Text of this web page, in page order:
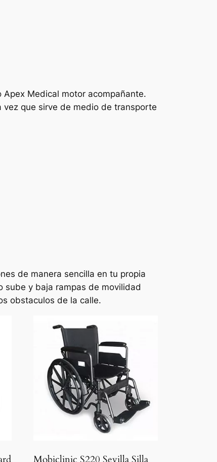
Medical motor acompañante.
que sirve de medio de transporte
de manera sencilla en tu propia
sube y baja rampas de movilidad
obstaculos de la calle.